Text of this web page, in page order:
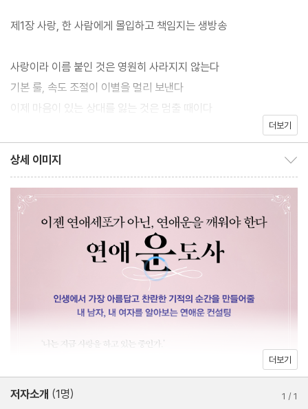
제1장 사랑, 한 사람에게 몰입하고 책임지는 생방송
사랑이라 이름 붙인 것은 영원히 사라지지 않는다
기본 룰, 속도 조절이 이별을 멀리 보낸다
이제 마음이 있는 상대를 잃는 것은 멈출 때이다
언제든지 2에서 0이 될 수 있는 연애의 시작
눈에 보이지 않더라도 기본은 지켜준다
도화살, 알고 있으면 치명타는 면한다
사랑은 역마살을 타고 외국인을 만난다
다른 이성에 대한 거리감으로 그 사랑을 존중한다
남자가 숨어있어도 운으로 찾는다
남자의 자격지심엔 좌절이라는 예방접종을
언제나 익숙해질 수 없는 이별, 떠나주는 것도 사랑
여자의 서른 즈음에 찾아오는 사고 위험성
조건 앞에서 남자를 단번에 떠나가게 하는 말
더보기
상세 이미지
더보기
저자소개 (1명) 1 /1